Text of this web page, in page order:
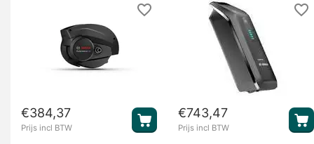
€384,37
Prijs incl BTW
€743,47
Prijs incl BTW